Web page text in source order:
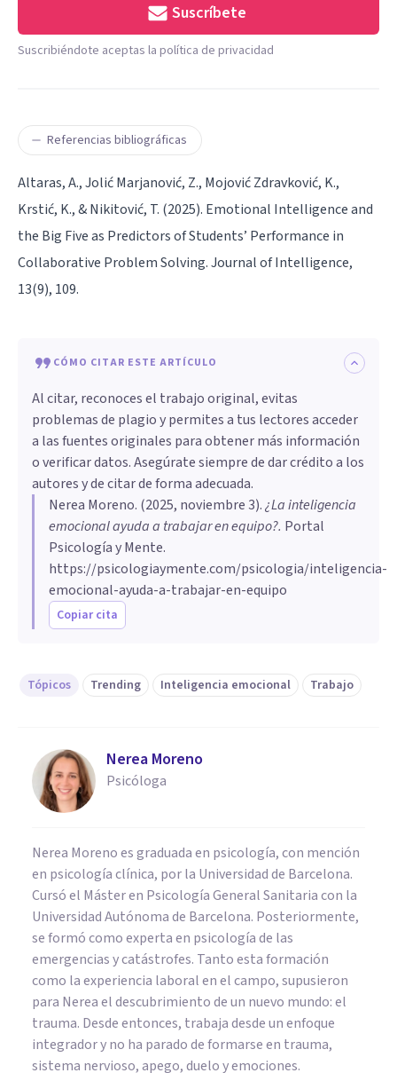
Suscríbete
Suscribiéndote aceptas la política de privacidad
Referencias bibliográficas
Altaras, A., Jolić Marjanović, Z., Mojović Zdravković, K.,
Krstić, K., & Nikitović, T. (2025). Emotional Intelligence and
the Big Five as Predictors of Students’ Performance in
Collaborative Problem Solving. Journal of Intelligence,
13(9), 109.
CÓMO CITAR ESTE ARTÍCULO
Al citar, reconoces el trabajo original, evitas
problemas de plagio y permites a tus lectores acceder
a las fuentes originales para obtener más información
o verificar datos. Asegúrate siempre de dar crédito a los
autores y de citar de forma adecuada.
Nerea Moreno. (2025, noviembre 3).¿La inteligencia
emocional ayuda a trabajar en equipo?. Portal
Psicología y Mente.
https://psicologiaymente.com/psicologia/inteligencia-
emocional-ayuda-a-trabajar-en-equipo
Copiar cita
Tópicos Trending Inteligencia emocional Trabajo
Nerea Moreno
Psicóloga
Nerea Moreno es graduada en psicología, con mención
en psicología clínica, por la Universidad de Barcelona.
Cursó el Máster en Psicología General Sanitaria con la
Universidad Autónoma de Barcelona. Posteriormente,
se formó como experta en psicología de las
emergencias y catástrofes. Tanto esta formación
como la experiencia laboral en el campo, supusieron
para Nerea el descubrimiento de un nuevo mundo: el
trauma. Desde entonces, trabaja desde un enfoque
integrador y no ha parado de formarse en trauma,
sistema nervioso, apego, duelo y emociones.